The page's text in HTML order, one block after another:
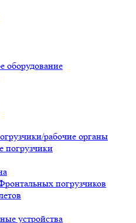
оборудование
рабочие органы
погрузчики
погрузчиков
устройства